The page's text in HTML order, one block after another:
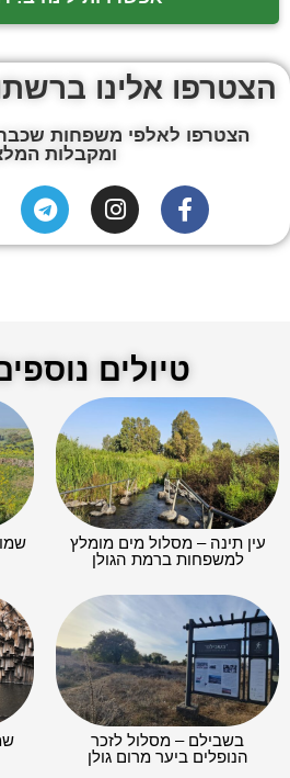
הצטרפו אלינו
הצטרפו לאלפי משפחות
ומקבלות
טיולים
עין תינה – מסלול מים מומלץ
למשפחות ברמת הגולן
בשבילם – מסלול לזכר
הנופלים ביער מרום גולן